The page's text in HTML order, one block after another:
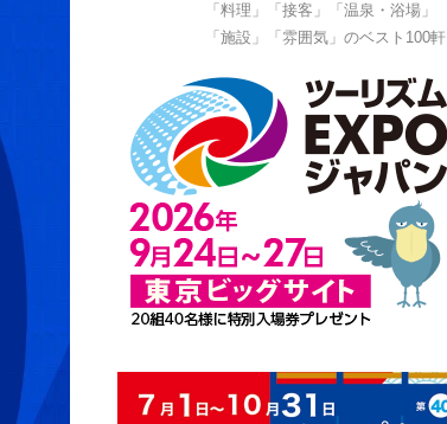
「料理」「接客」「温泉・浴場」
「施設」「雰囲気」のベスト100軒